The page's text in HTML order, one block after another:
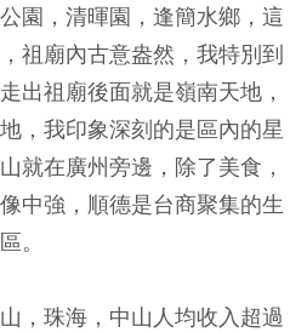
園，清暉園，逢簡水鄉，這
祖廟內古意盎然，我特別到
出祖廟後面就是嶺南天地，
，我印象深刻的是區內的星
就在廣州旁邊，除了美食，
中強，順德是台商聚集的生
。
，珠海，中山人均收入超過